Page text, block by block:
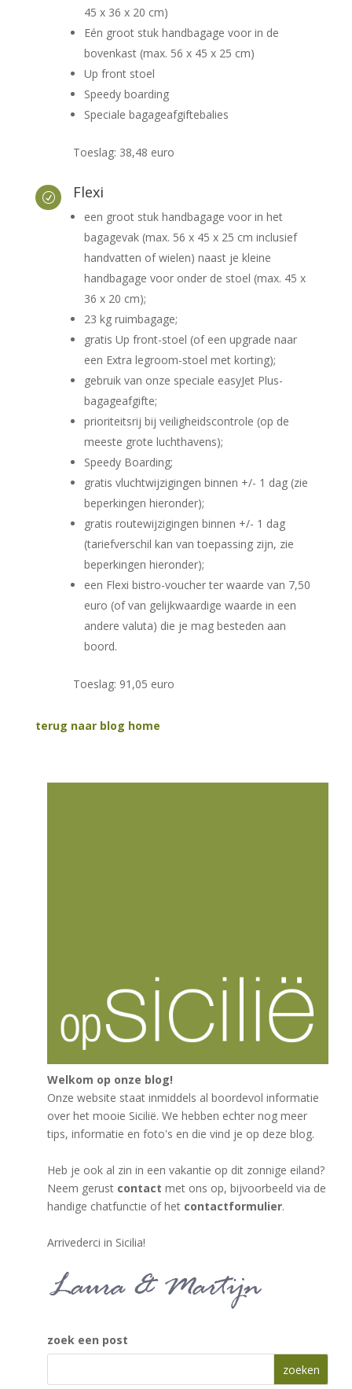
45 x 36 x 20 cm)
Eén groot stuk handbagage voor in de
bovenkast (max. 56 x 45 x 25 cm)
Up front stoel
Speedy boarding
Speciale bagageafgiftebalies
Toeslag: 38,48 euro
R Flexi
een groot stuk handbagage voor in het
bagagevak (max. 56 x 45 x 25 cm inclusief
handvatten of wielen) naast je kleine
handbagage voor onder de stoel (max. 45 x
36 x 20 cm);
23 kg ruimbagage;
gratis Up front-stoel (of een upgrade naar
een Extra legroom-stoel met korting);
gebruik van onze speciale easyJet Plus-
bagageafgifte;
prioriteitsrij bij veiligheidscontrole (op de
meeste grote luchthavens);
Speedy Boarding;
gratis vluchtwijzigingen binnen +/- 1 dag (zie
beperkingen hieronder);
gratis routewijzigingen binnen +/- 1 dag
(tariefverschil kan van toepassing zijn, zie
beperkingen hieronder);
een Flexi bistro-voucher ter waarde van 7,50
euro (of van gelijkwaardige waarde in een
andere valuta) die je mag besteden aan
boord.
Toeslag: 91,05 euro
terug naar blog home
Welkom op onze blog!
Onze website staat inmiddels al boordevol informatie
over het mooie Sicilië. We hebben echter nog meer
tips, informatie en foto's en die vind je op deze blog.
Heb je ook al zin in een vakantie op dit zonnige eiland?
Neem gerust contact met ons op, bijvoorbeeld via de
handige chatfunctie of het contactformulier.
Arrivederci in Sicilia!
zoek een post